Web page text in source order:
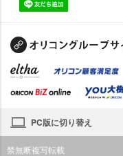
PC版に切り替え
禁無断複写転載